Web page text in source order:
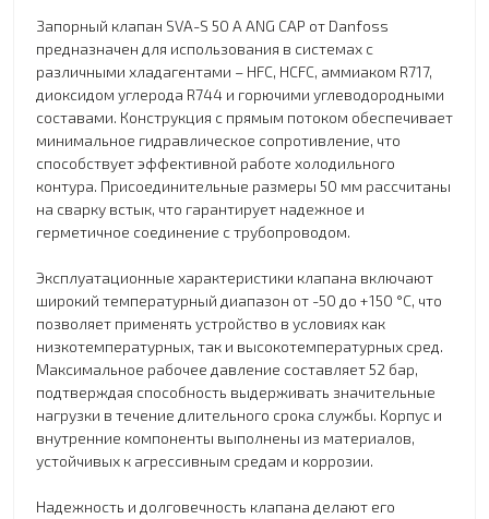
Запорный клапан SVA-S 50 A ANG CAP от Danfoss
предназначен для использования в системах с
различными хладагентами – HFC, HCFC, аммиаком R717,
диоксидом углерода R744 и горючими углеводородными
составами. Конструкция с прямым потоком обеспечивает
минимальное гидравлическое сопротивление, что
способствует эффективной работе холодильного
контура. Присоединительные размеры 50 мм рассчитаны
на сварку встык, что гарантирует надежное и
герметичное соединение с трубопроводом.
Эксплуатационные характеристики клапана включают
широкий температурный диапазон от -50 до +150 °C, что
позволяет применять устройство в условиях как
низкотемпературных, так и высокотемпературных сред.
Максимальное рабочее давление составляет 52 бар,
подтверждая способность выдерживать значительные
нагрузки в течение длительного срока службы. Корпус и
внутренние компоненты выполнены из материалов,
устойчивых к агрессивным средам и коррозии.
Надежность и долговечность клапана делают его